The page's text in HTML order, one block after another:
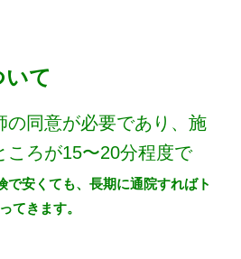
いて
の同意が必要であり、施
ころが15〜20分程度で
で安くても、長期に通院すればト
てきます。